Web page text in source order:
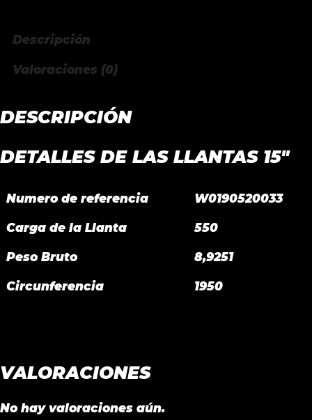
Descripción
Valoraciones (0)
DESCRIPCIÓN
DETALLES DE LAS LLANTAS 15″
Numero de referencia W0190520033
Carga de la Llanta 550
Peso Bruto 8,9251
Circunferencia 1950
VALORACIONES
No hay valoraciones aún.